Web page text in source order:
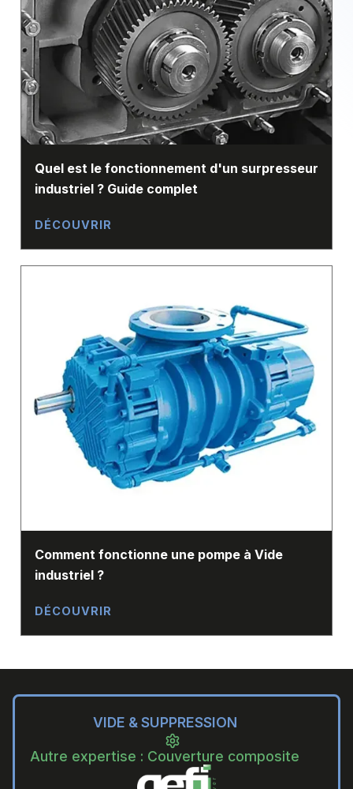
Quel est le fonctionnement d'un surpresseur
industriel ? Guide complet
DÉCOUVRIR
Comment fonctionne une pompe à Vide
industriel ?
DÉCOUVRIR
VIDE & SUPPRESSION
Autre expertise : Couverture composite